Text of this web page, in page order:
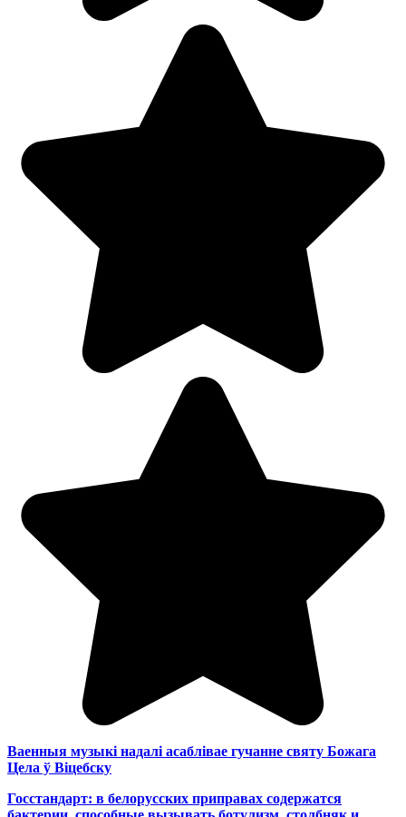
Ваенныя музыкі надалі асаблівае гучанне святу Божага
Цела ў Віцебску
Госстандарт: в белорусских приправах содержатся